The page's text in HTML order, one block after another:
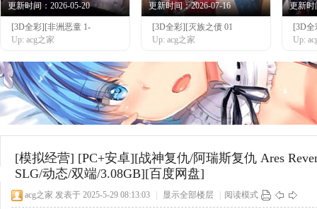
更新时间：2026-05-20
[3D全彩][非洲恶童 1-
Up: acg之家
更新时间：2026-07-16
[3D全彩][灭族之债 01
Up: acg之家
更新时
[3D
Up:
[模拟经营] [PC+安卓][战神复仇/阿瑞斯复仇 Ares
SLG/动态/双端/3.08GB][百度网盘]
acg之家 发表于 2025-5-29 08:13:03 显示全部楼层 阅读模式